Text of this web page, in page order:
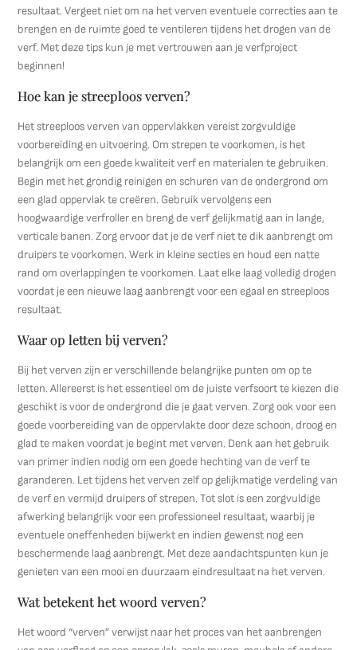
resultaat. Vergeet niet om na het verven eventuele correcties aan te
brengen en de ruimte goed te ventileren tijdens het drogen van de
verf. Met deze tips kun je met vertrouwen aan je verfproject
beginnen!
Hoe kan je streeploos verven?
Het streeploos verven van oppervlakken vereist zorgvuldige
voorbereiding en uitvoering. Om strepen te voorkomen, is het
belangrijk om een goede kwaliteit verf en materialen te gebruiken.
Begin met het grondig reinigen en schuren van de ondergrond om
een glad oppervlak te creëren. Gebruik vervolgens een
hoogwaardige verfroller en breng de verf gelijkmatig aan in lange,
verticale banen. Zorg ervoor dat je de verf niet te dik aanbrengt om
druipers te voorkomen. Werk in kleine secties en houd een natte
rand om overlappingen te voorkomen. Laat elke laag volledig drogen
voordat je een nieuwe laag aanbrengt voor een egaal en streeploos
resultaat.
Waar op letten bij verven?
Bij het verven zijn er verschillende belangrijke punten om op te
letten. Allereerst is het essentieel om de juiste verfsoort te kiezen die
geschikt is voor de ondergrond die je gaat verven. Zorg ook voor een
goede voorbereiding van de oppervlakte door deze schoon, droog en
glad te maken voordat je begint met verven. Denk aan het gebruik
van primer indien nodig om een goede hechting van de verf te
garanderen. Let tijdens het verven zelf op gelijkmatige verdeling van
de verf en vermijd druipers of strepen. Tot slot is een zorgvuldige
afwerking belangrijk voor een professioneel resultaat, waarbij je
eventuele oneffenheden bijwerkt en indien gewenst nog een
beschermende laag aanbrengt. Met deze aandachtspunten kun je
genieten van een mooi en duurzaam eindresultaat na het verven.
Wat betekent het woord verven?
Het woord “verven” verwijst naar het proces van het aanbrengen